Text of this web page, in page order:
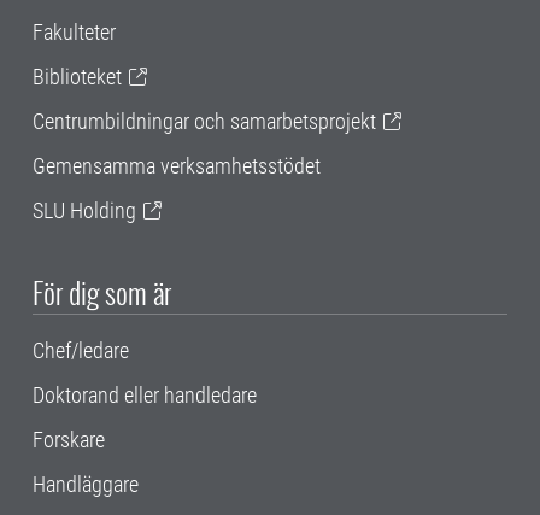
Fakulteter
Biblioteket
Centrumbildningar och samarbetsprojekt
Gemensamma verksamhetsstödet
SLU Holding
För dig som är
Chef/ledare
Doktorand eller handledare
Forskare
Handläggare